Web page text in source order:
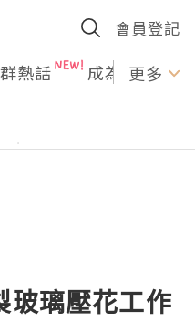
會員登記
熱話 成為U更多
璃壓花工作